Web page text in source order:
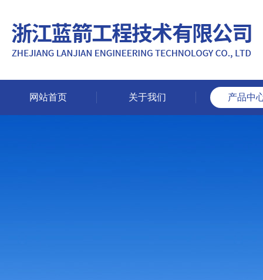
网站首页 关于我们 产品中